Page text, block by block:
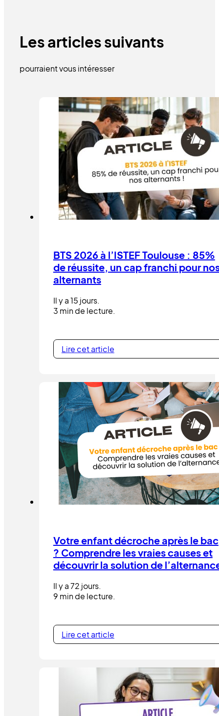
Les articles suivants
pourraient vous intéresser
BTS 2026 à l’ISTEF Toulouse : 85%
de réussite, un cap franchi pour
alternants
Il y a 15 jours.
3 min de lecture.
Lire cet article
Votre enfant décroche après le bac
? Comprendre les vraies causes et
découvrir la solution de
Il y a 72 jours.
9 min de lecture.
Lire cet article